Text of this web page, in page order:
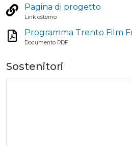
Pagina di progetto
Link esterno
Programma Trento Film
Documento PDF
Sostenitori